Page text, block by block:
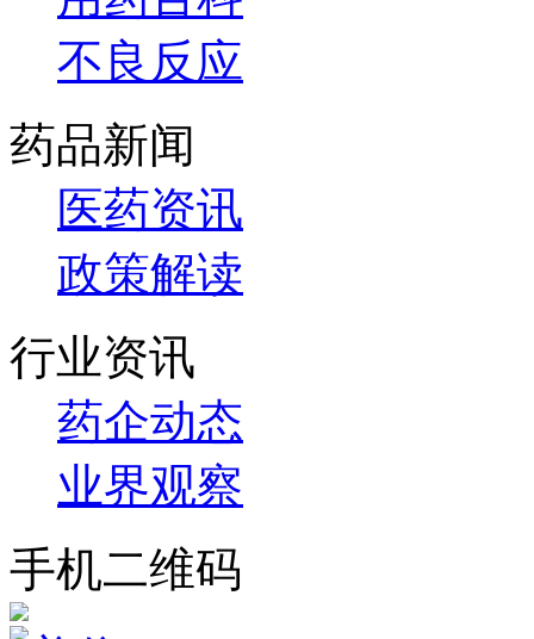
不良反应
药品新闻
医药资讯
政策解读
行业资讯
药企动态
业界观察
手机二维码